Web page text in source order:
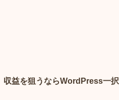
収益を狙うならWordPress一択